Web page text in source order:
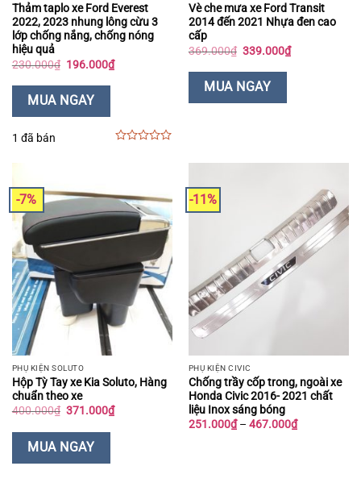
Thảm taplo xe Ford Everest
2022, 2023 nhung lông cừu 3
lớp chống nắng, chống nóng
hiệu quả
230.000₫ Giá
là:
230.000₫.
196.000₫Giá
hiện
MUA NGAY
1 đã bán
Vè che mưa xe Ford Transit
2014 đến 2021 Nhựa đen cao
cấp
369.000₫ Giá
là:
369.000₫.
339.000₫Giá
hiện
MUA NGAY
-7%
PHỤ KIỆN SOLUTO
Hộp Tỳ Tay xe Kia Soluto, Hàng
chuẩn theo xe
400.000₫ Giá
là:
400.000₫.
371.000₫Giá
hiện
MUA NGAY
-11%
PHỤ KIỆN CIVIC
Chống trầy cốp trong, ngoài xe
Honda Civic 2016- 2021 chất
liệu Inox sáng bóng
251.000₫ – 467.000₫Khoảng
giá: